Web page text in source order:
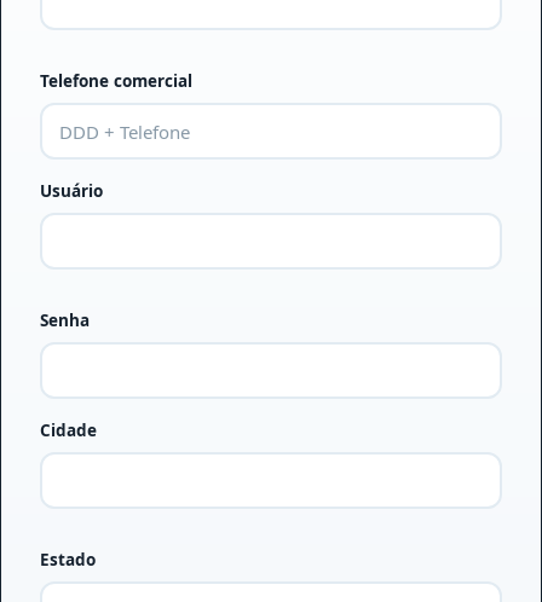
Telefone comercial
Usuário
Senha
Cidade
Estado